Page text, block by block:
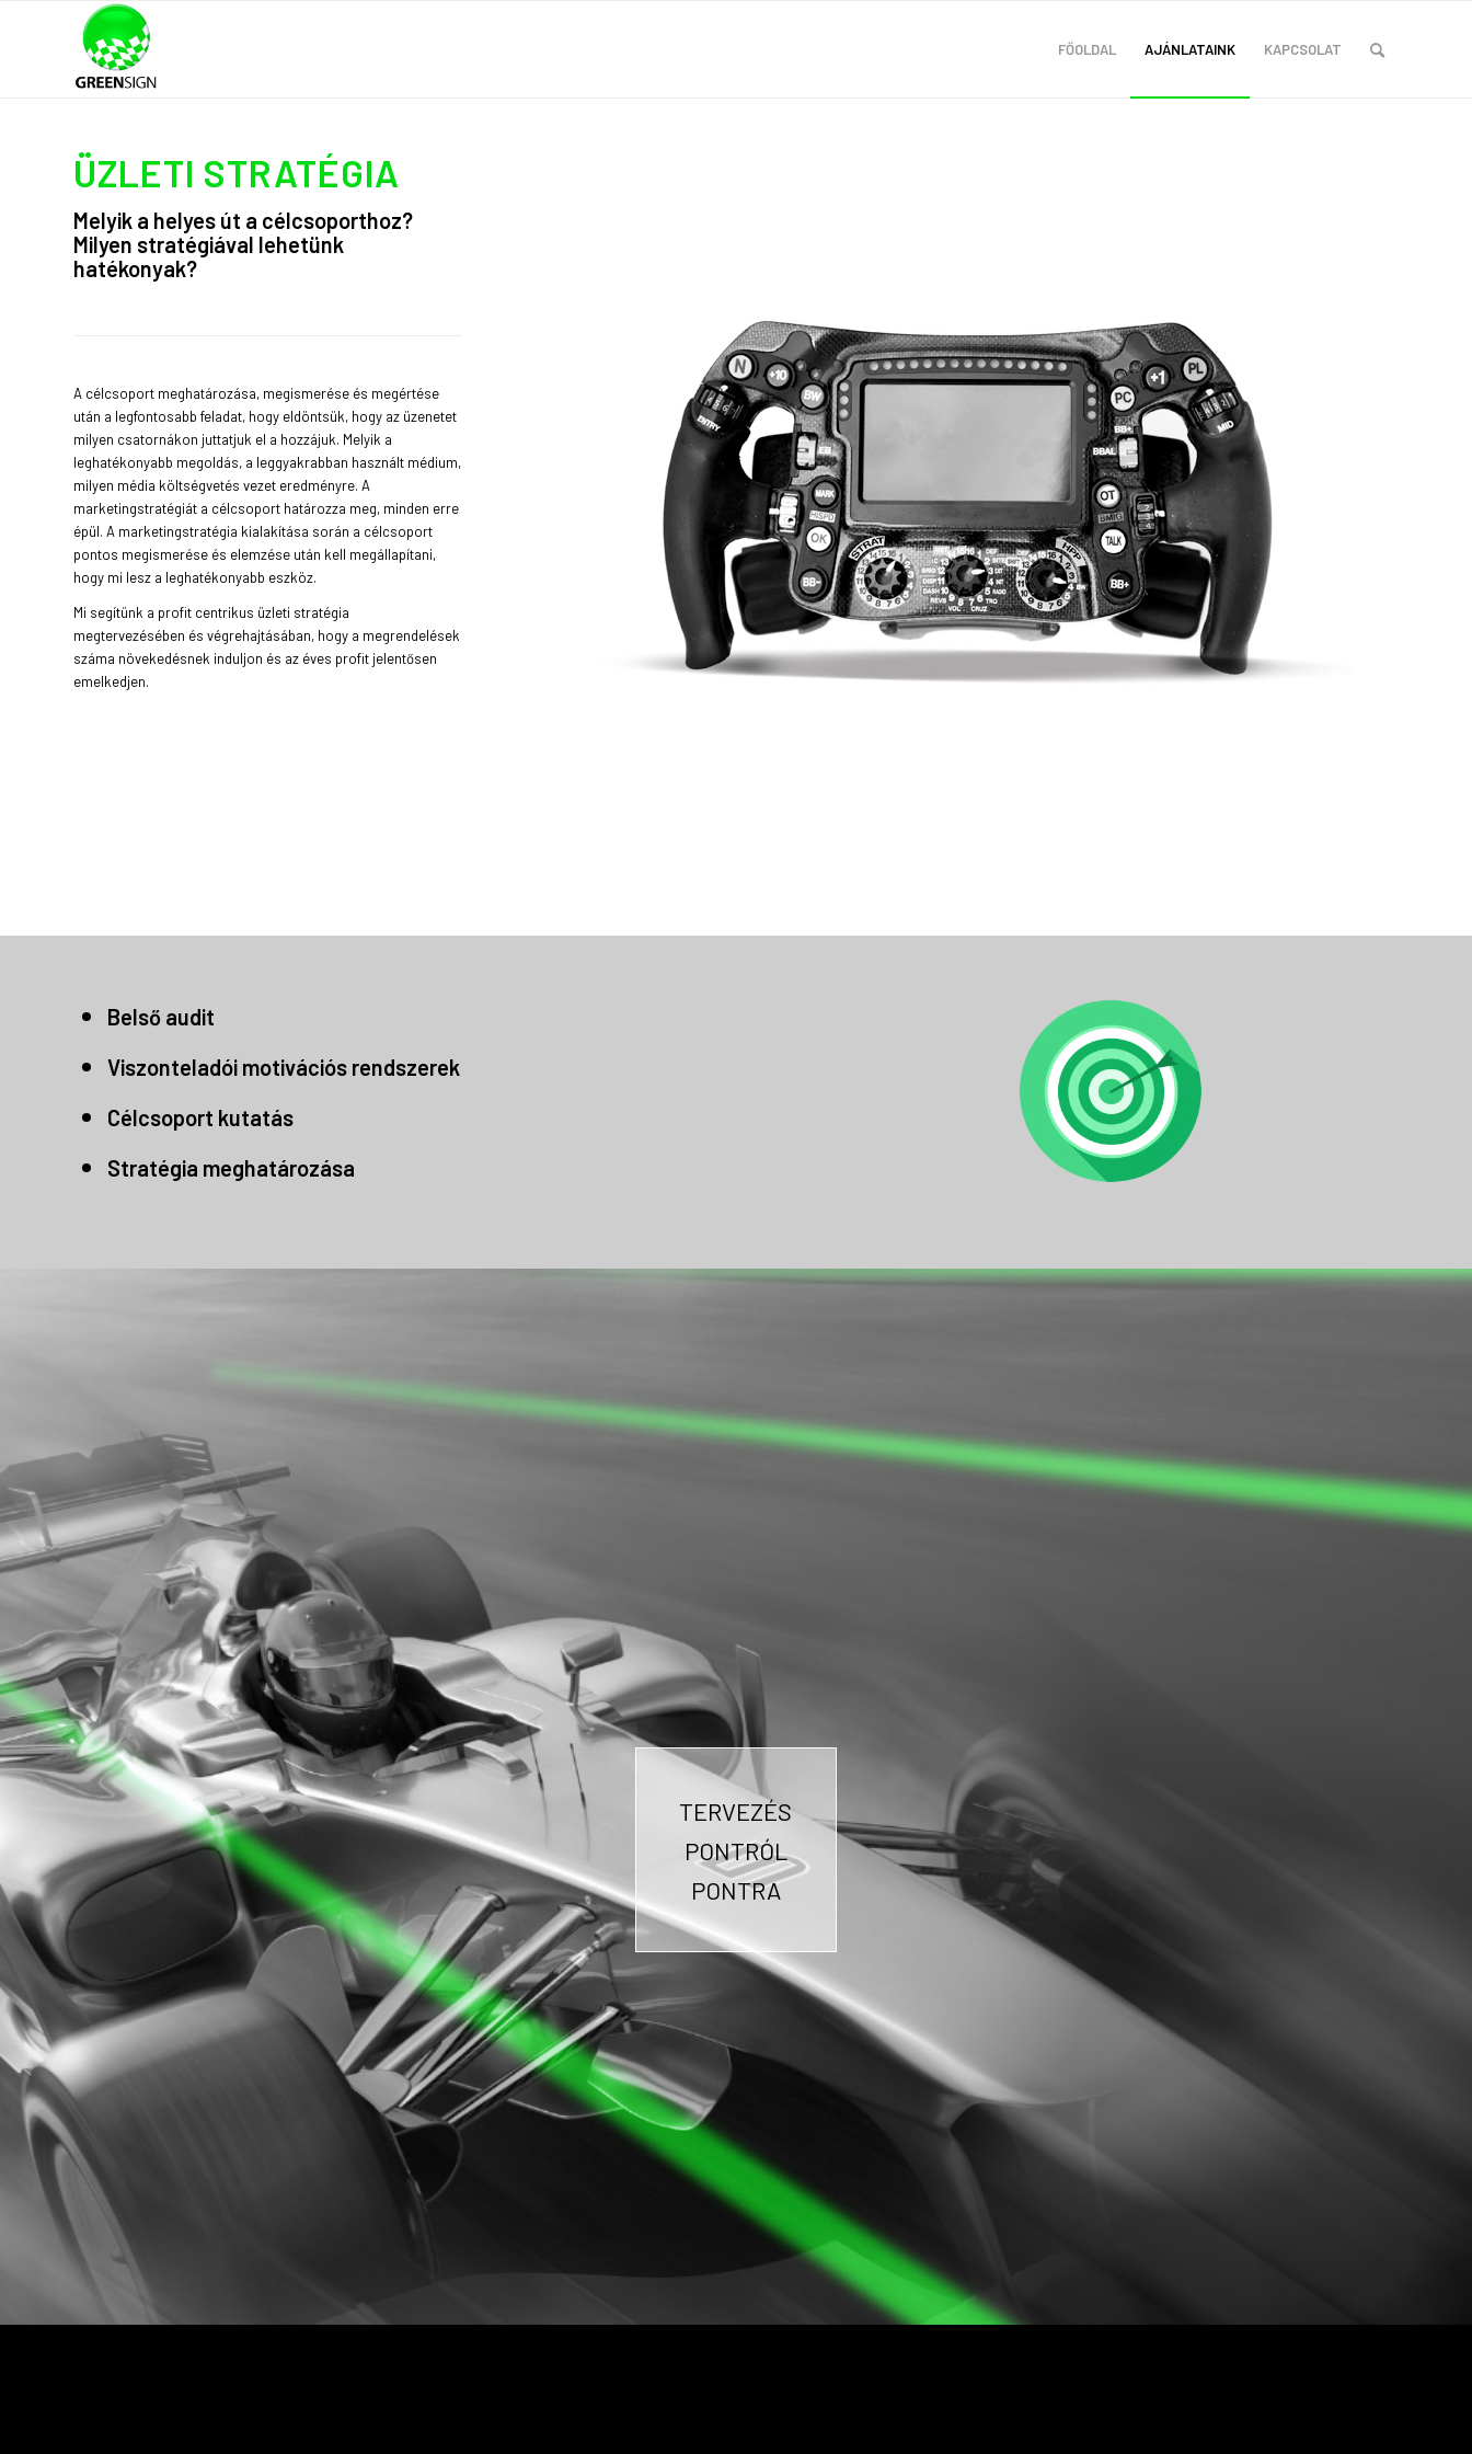
FŐOLDAL AJÁNLATAINK KAPCSOLAT
ÜZLETI STRATÉGIA
Melyik a helyes út a célcsoporthoz?
Milyen stratégiával lehetünk
hatékonyak?
A célcsoport meghatározása, megismerése és megértése
után a legfontosabb feladat, hogy eldöntsük, hogy az üzenetet
milyen csatornákon juttatjuk el a hozzájuk. Melyik a
leghatékonyabb megoldás, a leggyakrabban használt médium,
milyen média költségvetés vezet eredményre. A
marketingstratégiát a célcsoport határozza meg, minden erre
épül. A marketingstratégia kialakítása során a célcsoport
pontos megismerése és elemzése után kell megállapítani,
hogy mi lesz a leghatékonyabb eszköz.
Mi segítünk a profit centrikus üzleti stratégia
megtervezésében és végrehajtásában, hogy a megrendelések
száma növekedésnek induljon és az éves profit jelentősen
emelkedjen.
Belső audit
Viszonteladói motivációs rendszerek
Célcsoport kutatás
Stratégia meghatározása
TERVEZÉS
PONTRÓL
PONTRA